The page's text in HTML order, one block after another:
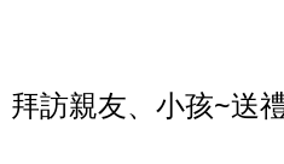
拜訪親友、小孩~送